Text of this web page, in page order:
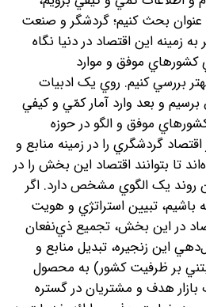
عنوان بحث کنيم؛ گردشگر و صنعت
زمینه اين اقتصاد در دنيا نگاه
کشورهاي موفق و موارد
بررسي کنيم. روي يک ادبيات
و بعد وارد آمار کمّي و کيفي
موفق و الگو در حوزه
گردشگري را در زمینه منابع و
تا بتوانند اقتصاد اين بخش را در
روند يک الگوي مشخص دارد. اگر
باشيم، تبيين استراتژي و هويت
در اين بخش، تجميع ذي‌نفعان
اين زنجيره، تبديل منابع و
بر ظرفيت کشور) به محصول
بازار هدف و مشتريان در گستره